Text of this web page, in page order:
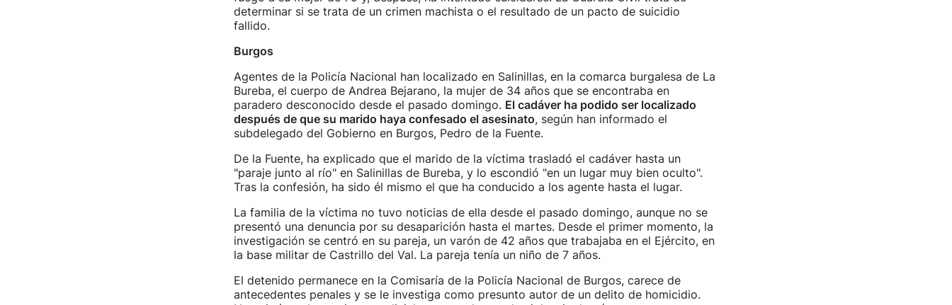
determinar si se trata de un crimen machista o el resultado de un pacto de suicidio
fallido.
Burgos
Agentes de la Policía Nacional han localizado en Salinillas, en la comarca burgalesa de La
Bureba, el cuerpo de Andrea Bejarano, la mujer de 34 años que se encontraba en
paradero desconocido desde el pasado domingo. El cadáver ha podido ser localizado
después de que su marido haya confesado el asesinato, según han informado el
subdelegado del Gobierno en Burgos, Pedro de la Fuente.
De la Fuente, ha explicado que el marido de la víctima trasladó el cadáver hasta un
"paraje junto al río" en Salinillas de Bureba, y lo escondió "en un lugar muy bien oculto".
Tras la confesión, ha sido él mismo el que ha conducido a los agente hasta el lugar.
La familia de la víctima no tuvo noticias de ella desde el pasado domingo, aunque no se
presentó una denuncia por su desaparición hasta el martes. Desde el primer momento, la
investigación se centró en su pareja, un varón de 42 años que trabajaba en el Ejército, en
la base militar de Castrillo del Val. La pareja tenía un niño de 7 años.
El detenido permanece en la Comisaría de la Policía Nacional de Burgos, carece de
antecedentes penales y se le investiga como presunto autor de un delito de homicidio.